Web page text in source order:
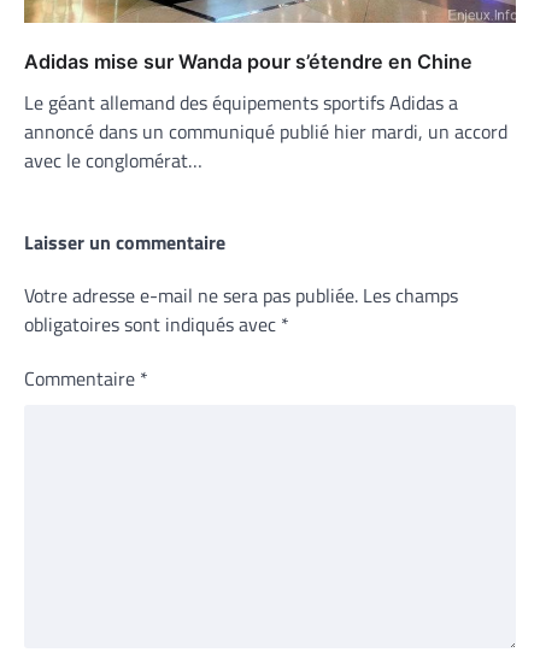
Adidas mise sur Wanda pour s’étendre en Chine
Le géant allemand des équipements sportifs Adidas a
annoncé dans un communiqué publié hier mardi, un accord
avec le conglomérat…
Laisser un commentaire
Votre adresse e-mail ne sera pas publiée. Les champs
obligatoires sont indiqués avec *
Commentaire *